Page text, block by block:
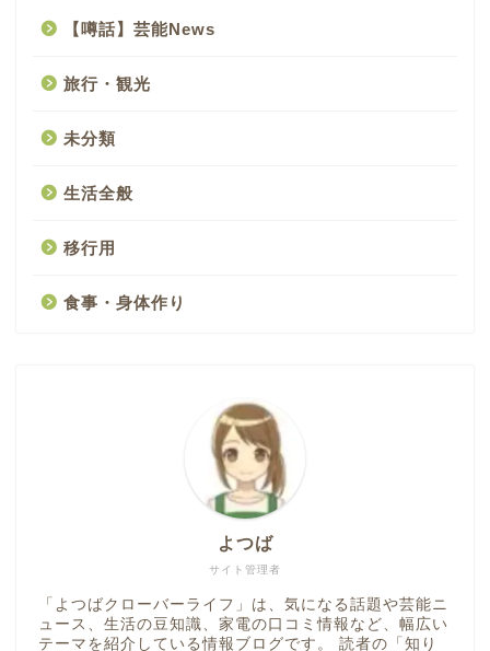
【噂話】芸能News
旅行・観光
未分類
生活全般
移行用
食事・身体作り
サイト管理者
よつば
「よつばクローバーライフ」は、気になる話題や芸能ニ
ュース、生活の豆知識、家電の口コミ情報など、幅広い
テーマを紹介している情報ブログです。 読者の「知り